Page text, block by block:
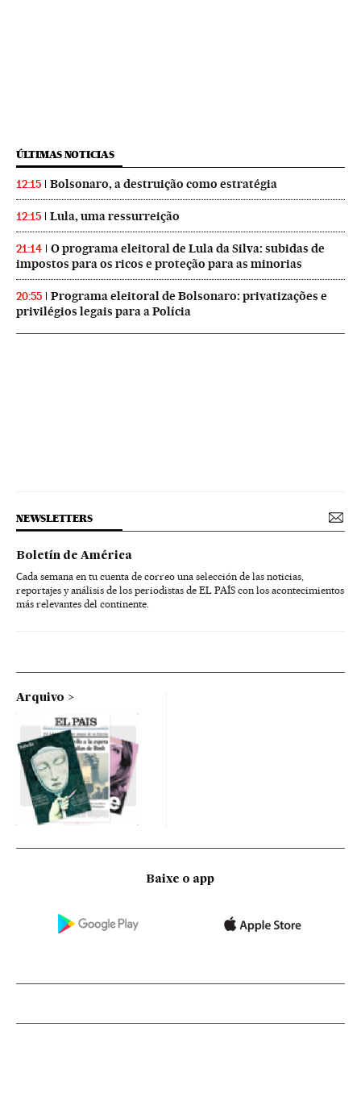
ÚLTIMAS NOTICIAS
12:15 Bolsonaro, a destruição como estratégia
12:15 Lula, uma ressurreição
21:14
O programa eleitoral de Lula da Silva: subidas de
impostos para os ricos e proteção para as minorias
20:55
Programa eleitoral de Bolsonaro: privatizações e
privilégios legais para a Polícia
NEWSLETTERS
Boletín de América
Cada semana en tu cuenta de correo una selección de las noticias,
reportajes y análisis de los periodistas de EL PAÍS con los acontecimientos
más relevantes del continente.
Arquivo
Baixe o app